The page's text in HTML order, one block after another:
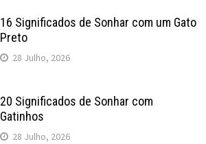
16 Significados de Sonhar com um Gato
Preto
28 Julho, 2026
20 Significados de Sonhar com
Gatinhos
28 Julho, 2026